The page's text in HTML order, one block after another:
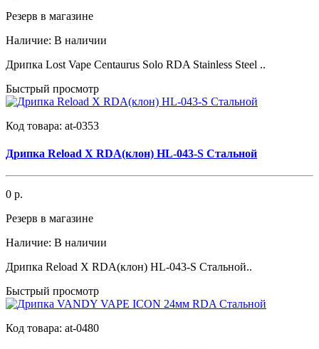
Резерв в магазине
Наличие: В наличии
Дрипка Lost Vape Centaurus Solo RDA Stainless Steel ..
Быстрый просмотр
Код товара: at-0353
Дрипка Reload X RDA(клон) HL-043-S Стальной
0 р.
Резерв в магазине
Наличие: В наличии
Дрипка Reload X RDA(клон) HL-043-S Стальной..
Быстрый просмотр
Код товара: at-0480